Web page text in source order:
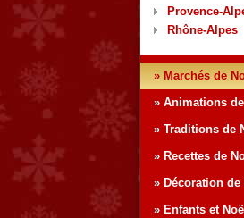
Provence-
Rhône-Alpes
» Marchés de
» Animations de
» Traditions de
» Recettes de
» Décoration de
» Enfants et Noël